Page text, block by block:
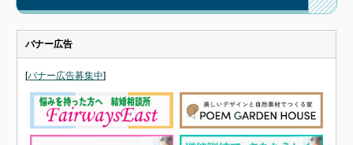
バナー広告
[バナー広告募集中]